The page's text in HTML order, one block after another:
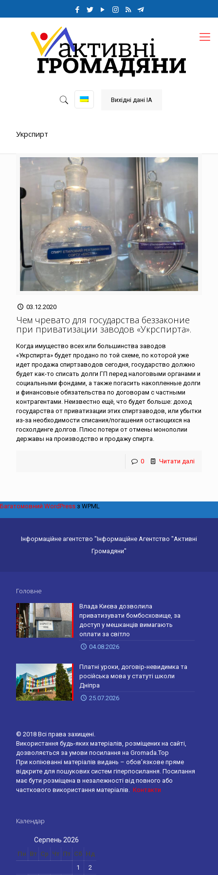
Вихідні дані ІА
Укрспирт
03.12.2020
Чем чревато для государства беззаконие
при приватизации заводов «Укрспирта».
Когда имущество всех или большинства заводов
«Укрспирта» будет продано по той схеме, по которой уже
идет продажа спиртзаводов сегодня, государство должно
будет как-то списать долги ГП перед налоговыми органами и
социальными фондами, а также погасить накопленные долги
и финансовые обязательства по договорам с частными
контрагентами. Неизвестно ещё, что будет больше: доход
государства от приватизации этих спиртзаводов, или убытки
из-за необходимости списания/погашения остающихся на
госхолдинге долгов. Плюс потери от отмены монополии
державы на производство и продажу спирта.
0 Читати далі
Інформаційне агентство "Інформаційне Агентство "Активні
Громадяни"
Головне
Влада Києва дозволила
приватизувати бомбосховище, за
доступ у мешканців вимагають
оплати за світло
04.08.2026
Платні уроки, договір-невидимка та
російська мова у статуті школи
Дніпра
25.07.2026
© 2018 Всі права захищені.
Використання будь-яких матеріалів, розміщених на сайті,
дозволяється за умови посилання на Gromada.Top
При копіюванні матеріалів видань – обов’язкове пряме
відкрите для пошукових систем гіперпосилання. Посилання
має бути розміщена в незалежності від повного або
часткового використання матеріалів. Контакти
Календар
Серпень 2026
Пн Вт Ср Чт Пт Сб Нд
1
2
Багатомовний WordPress з WPML